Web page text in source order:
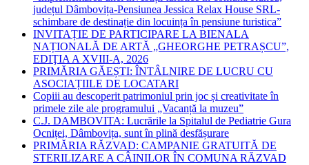
județul Dâmbovița-Pensiunea Jessica Relax House SRL-
schimbare de destinație din locuința în pensiune turistica”
INVITAȚIE DE PARTICIPARE LA BIENALA
NAȚIONALĂ DE ARTĂ „GHEORGHE PETRAȘCU”,
EDIŢIA A XVIII-A, 2026
PRIMĂRIA GĂEȘTI: ÎNTÂLNIRE DE LUCRU CU
ASOCIAȚIILE DE LOCATARI
Copiii au descoperit patrimoniul prin joc și creativitate în
primele zile ale programului „Vacanță la muzeu”
C.J. DAMBOVITA: Lucrările la Spitalul de Pediatrie Gura
Ocniței, Dâmbovița, sunt în plină desfășurare
PRIMĂRIA RĂZVAD: CAMPANIE GRATUITĂ DE
STERILIZARE A CÂINILOR ÎN COMUNA RĂZVAD